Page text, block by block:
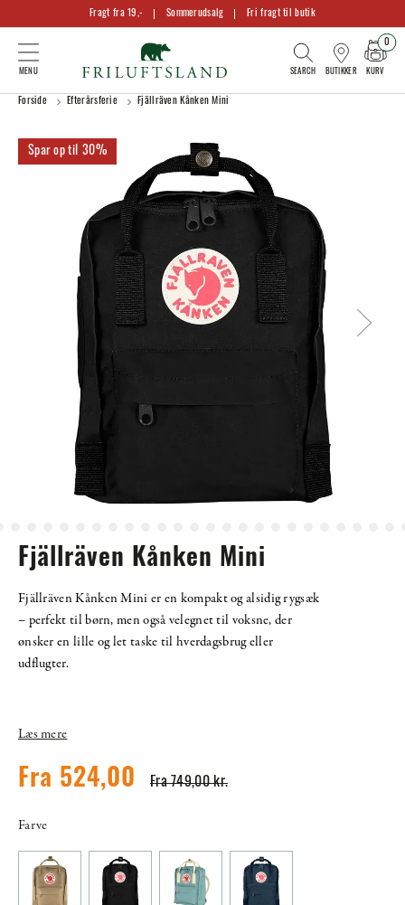
Fragt fra 19,- Sommerudsalg Fri fragt til butik
BUTIKKER KURV
0
Forside Efterårsferie Fjällräven Kånken Mini
30%
Fjällräven Kånken Mini
Fjällräven Kånken Mini er en kompakt og alsidig rygsæk
– perfekt til børn, men også velegnet til voksne, der
ønsker en lille og let taske til hverdagsbrug eller
udflugter.
Læs mere
Fra 749,00 kr.
Fra 524,00
Farve